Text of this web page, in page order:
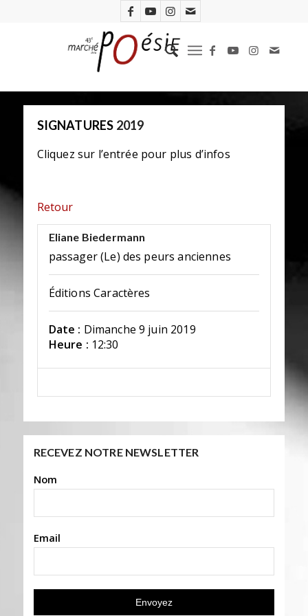
SIGNATURES 2019
Cliquez sur l’entrée pour plus d’infos
Retour
Eliane Biedermann
passager (Le) des peurs anciennes
Éditions Caractères
Date : Dimanche 9 juin 2019
Heure : 12:30
RECEVEZ NOTRE NEWSLETTER
Nom
Email